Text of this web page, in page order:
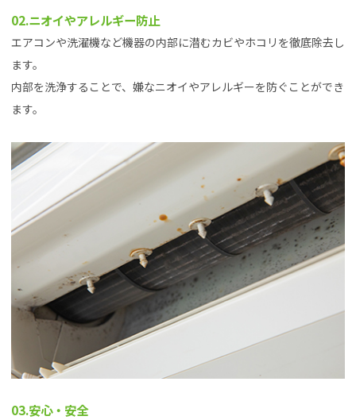
02.ニオイやアレルギー防止
エアコンや洗濯機など機器の内部に潜むカビやホコリを徹底除去し
ます。
内部を洗浄することで、嫌なニオイやアレルギーを防ぐことができ
ます。
03.安心・安全